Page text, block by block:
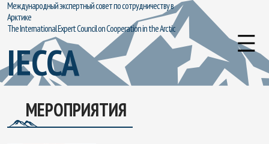
Международный экспертный совет по сотрудничеству в
Арктике
The International Expert Council on Cooperation in the Arctic
IECCA
МЕРОПРИЯТИЯ